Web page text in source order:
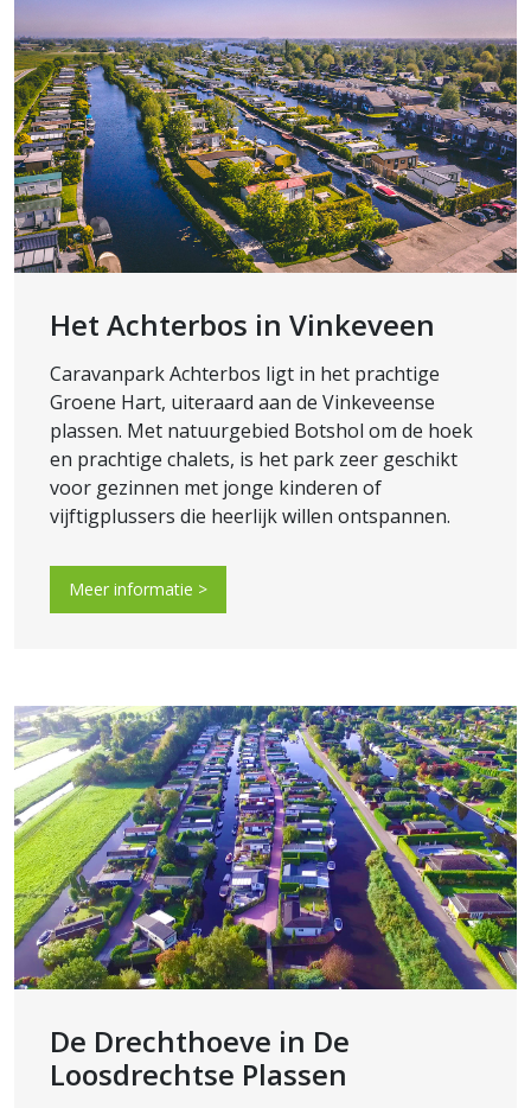
Het Achterbos in Vinkeveen
Caravanpark Achterbos ligt in het prachtige
Groene Hart, uiteraard aan de Vinkeveense
plassen. Met natuurgebied Botshol om de hoek
en prachtige chalets, is het park zeer geschikt
voor gezinnen met jonge kinderen of
vijftigplussers die heerlijk willen ontspannen.
Meer informatie >
De Drechthoeve in De
Loosdrechtse Plassen